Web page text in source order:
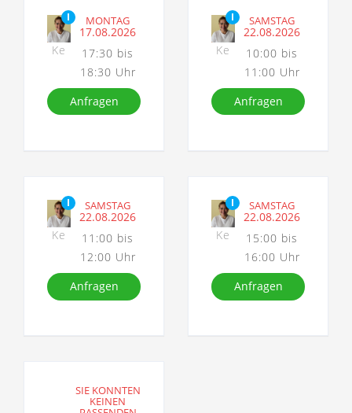
I
Ke
MONTAG
17.08.2026
17:30 bis
18:30 Uhr
Anfragen
I
Ke
SAMSTAG
22.08.2026
10:00 bis
11:00 Uhr
Anfragen
I
Ke
SAMSTAG
22.08.2026
11:00 bis
12:00 Uhr
Anfragen
I
Ke
SAMSTAG
22.08.2026
15:00 bis
16:00 Uhr
Anfragen
SIE KONNTEN
KEINEN